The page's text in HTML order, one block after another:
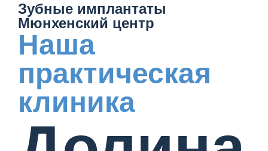
Зубные имплантаты
Мюнхенский центр
Наша
практическая
клиника